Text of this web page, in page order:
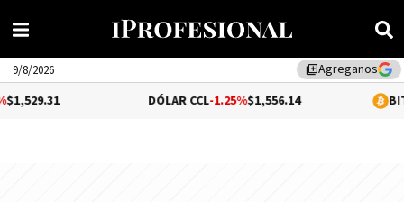
library_addAgreganos
9/8/2026
-1.25%$1,556.14 0.1%